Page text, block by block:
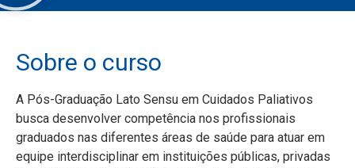
Sobre o curso
A Pós-Graduação Lato Sensu em Cuidados Paliativos
busca desenvolver competência nos profissionais
graduados nas diferentes áreas de saúde para atuar em
equipe interdisciplinar em instituições públicas, privadas